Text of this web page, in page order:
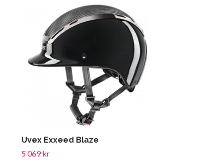
Uvex Exxeed Blaze
5 069 kr